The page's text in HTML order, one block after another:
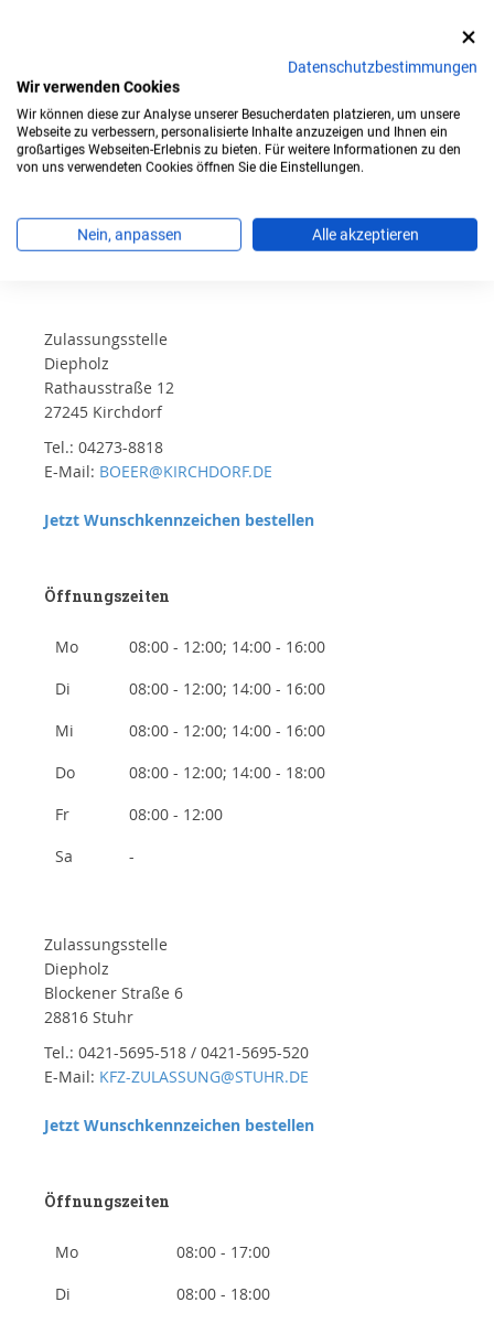
Di
08:00 - 18:00
Mi
08:00 - 12:30
Do
08:00 - 18:00
Sa
-
Zulassungsstelle
Diepholz
Rathausstraße 12
27245 Kirchdorf
Tel.: 04273-8818
E-Mail: BOEER@KIRCHDORF.DE
Jetzt Wunschkennzeichen bestellen
Öffnungszeiten
Mo
08:00 - 12:00; 14:00 - 16:00
Di
08:00 - 12:00; 14:00 - 16:00
Mi
08:00 - 12:00; 14:00 - 16:00
Do
08:00 - 12:00; 14:00 - 18:00
Fr
08:00 - 12:00
Sa
-
Zulassungsstelle
Diepholz
Blockener Straße 6
28816 Stuhr
Tel.: 0421-5695-518 / 0421-5695-520
E-Mail: KFZ-ZULASSUNG@STUHR.DE
Jetzt Wunschkennzeichen bestellen
Öffnungszeiten
Mo
08:00 - 17:00
Di
08:00 - 18:00
Datenschutzbestimmungen
Wir verwenden Cookies
Wir können diese zur Analyse unserer Besucherdaten platzieren, um unsere
Webseite zu verbessern, personalisierte Inhalte anzuzeigen und Ihnen ein
großartiges Webseiten-Erlebnis zu bieten. Für weitere Informationen zu den
von uns verwendeten Cookies öffnen Sie die Einstellungen.
Nein, anpassen Alle akzeptieren